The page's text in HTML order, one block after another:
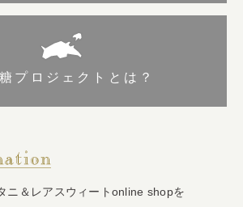
プロジェクトとは？
ニ＆レアスウィートonline shopを